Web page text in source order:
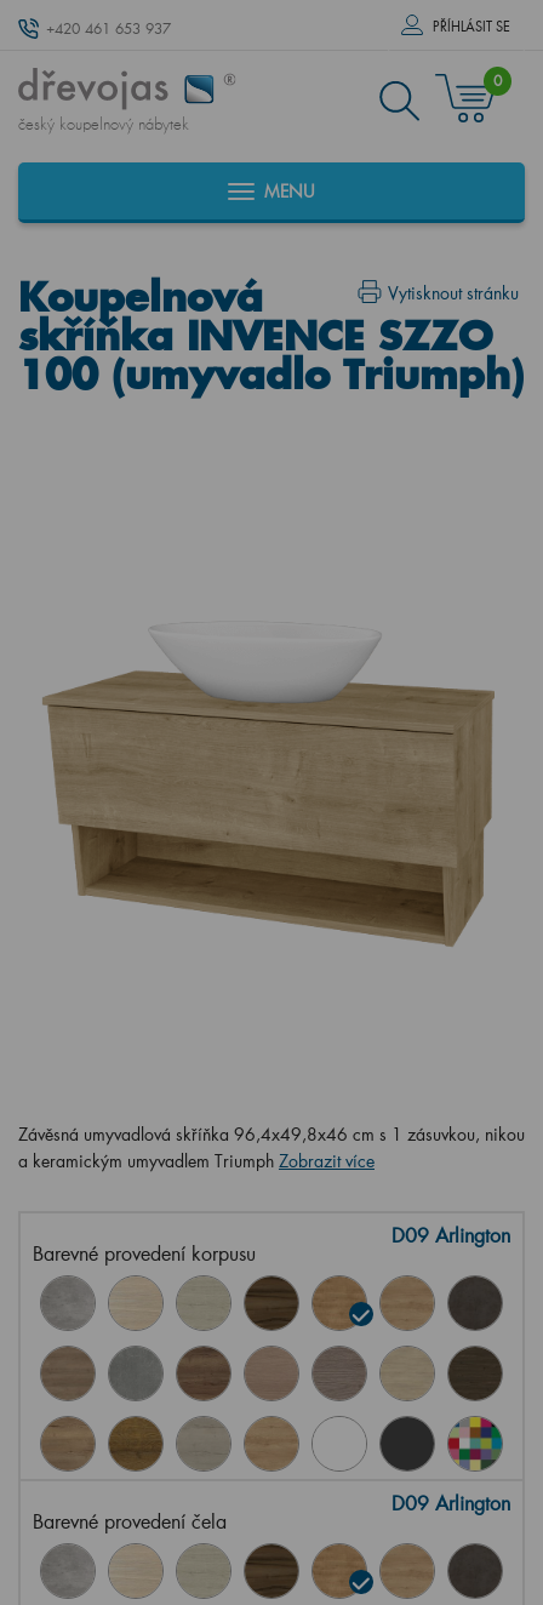
+420 461 653 937 PŘÍHLÁSIT SE
český koupelnový nábytek
0
MENU
Vytisknout stránku
Koupelnová
skříňka INVENCE SZZO
100 (umyvadlo Triumph)
Závěsná umyvadlová skříňka 96,4x49,8x46 cm s 1 zásuvkou, nikou
a keramickým umyvadlem Triumph Zobrazit více
Barevné provedení korpusu
D09 Arlington
Barevné provedení čela
D09 Arlington